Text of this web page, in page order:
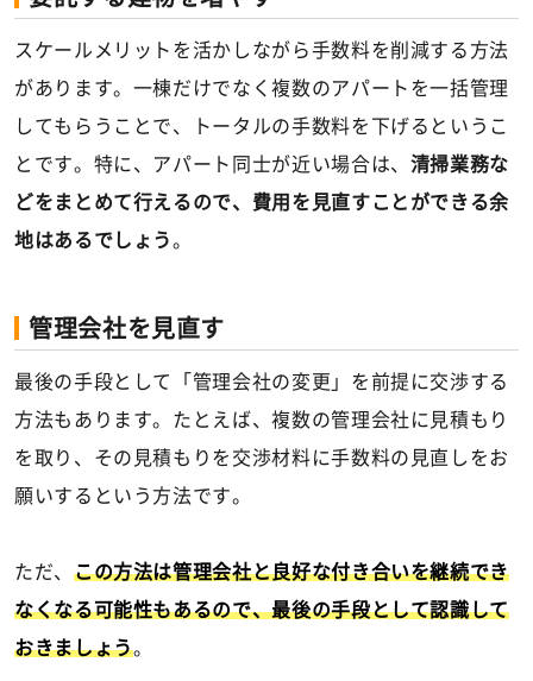
スケールメリットを活かしながら手数料を削減する方法
があります。一棟だけでなく複数のアパートを一括管理
してもらうことで、トータルの手数料を下げるというこ
とです。特に、アパート同士が近い場合は、 清掃業務な
どをまとめて行えるので、費用を見直すことができる余
地はあるでしょう。
管理会社を見直す
最後の手段として「管理会社の変更」を前提に交渉する
方法もあります。たとえば、複数の管理会社に見積もり
を取り、その見積もりを交渉材料に手数料の見直しをお
願いするという方法です。
ただ、 この方法は管理会社と良好な付き合いを継続でき
なくなる可能性もあるので、最後の手段として認識して
おきましょう。